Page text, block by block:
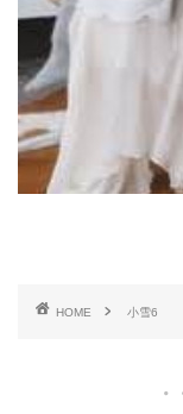
HOME 小雪6